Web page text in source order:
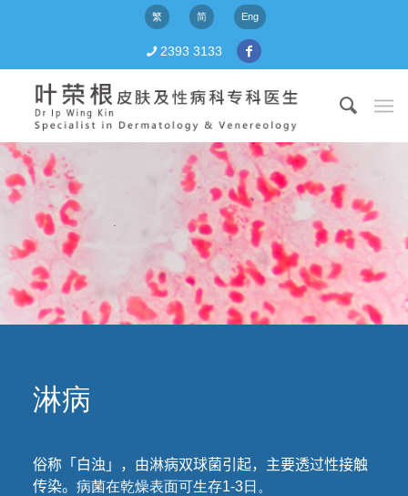
繁 简 Eng
2393 3133
淋病
俗称「白浊」，由淋病双球菌引起，主要透过性接触
传染。 病菌在乾燥表面可生存1-3日。